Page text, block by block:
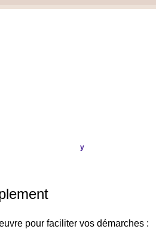
y
pour faciliter vos démarches :